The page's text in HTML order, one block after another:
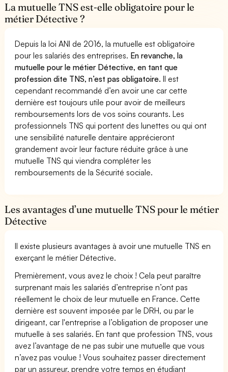
La mutuelle TNS est-elle obligatoire pour le
métier Détective ?
Depuis la loi ANI de 2016, la mutuelle est obligatoire
pour les salariés des entreprises. En revanche, la
mutuelle pour le métier Détective, en tant que
profession dite TNS, n’est pas obligatoire.Il est
cependant recommandé d’en avoir une car cette
dernière est toujours utile pour avoir de meilleurs
remboursements lors de vos soins courants. Les
professionnels TNS qui portent des lunettes ou qui ont
une sensibilité naturelle dentaire apprécieront
grandement avoir leur facture réduite grâce à une
mutuelle TNS qui viendra compléter les
remboursements de la Sécurité sociale.
Les avantages d’une mutuelle TNS pour le métier
Détective
Il existe plusieurs avantages à avoir une mutuelle TNS en
exerçant le métier Détective.
Premièrement, vous avez le choix ! Cela peut paraître
surprenant mais les salariés d’entreprise n’ont pas
réellement le choix de leur mutuelle en France. Cette
dernière est souvent imposée par le DRH, ou par le
dirigeant, car l'entreprise a l’obligation de proposer une
mutuelle à ses salariés. En tant que profession TNS, vous
avez l’avantage de ne pas subir une mutuelle que vous
n’avez pas voulue ! Vous souhaitez passer directement
par un assureur, prendre votre temps en étudiant